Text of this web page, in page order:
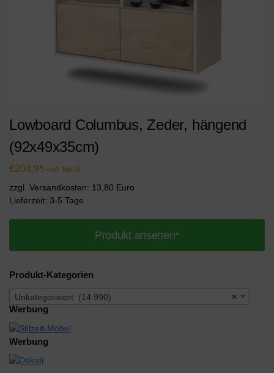
Lowboard Columbus, Zeder, hängend
(92x49x35cm)
€204,95 inkl. MwSt.
zzgl. Versandkosten: 13,80 Euro
Lieferzeit: 3-5 Tage
Produkt ansehen*
Produkt-Kategorien
×
Unkategorisiert (14.990)
Werbung
Werbung